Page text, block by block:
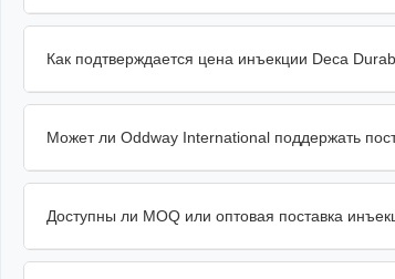
Как подтверждается цена инъекции Deca
Может ли Oddway International поддержать
Доступны ли MOQ или оптовая поставка